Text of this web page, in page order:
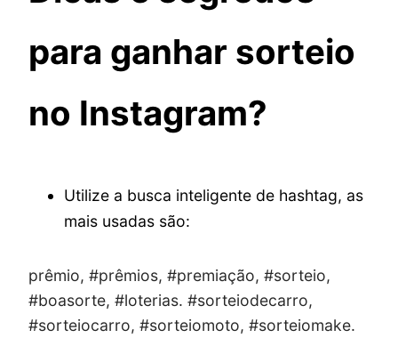
para ganhar sorteio
no Instagram?
Utilize a busca inteligente de hashtag, as
mais usadas são:
prêmio, #prêmios, #premiação, #sorteio,
#boasorte, #loterias. #sorteiodecarro,
#sorteiocarro, #sorteiomoto, #sorteiomake.